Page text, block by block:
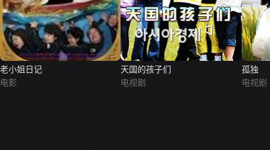
老小姐日记
电影
天国的孩子们
电视剧
孤独
电视剧